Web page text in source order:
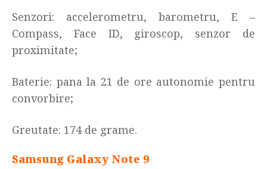
Senzori: accelerometru, barometru, E –
Compass, Face ID, giroscop, senzor de
proximitate;
Baterie: pana la 21 de ore autonomie pentru
convorbire;
Greutate: 174 de grame.
Samsung Galaxy Note 9